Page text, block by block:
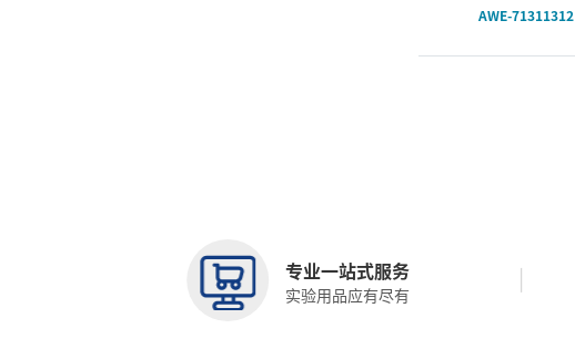
AWE-71311312
专业一站式服务
实验用品应有尽有